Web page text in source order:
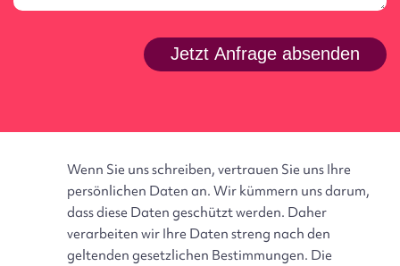
Wenn Sie uns schreiben, vertrauen Sie uns Ihre
persönlichen Daten an. Wir kümmern uns darum,
dass diese Daten geschützt werden. Daher
verarbeiten wir Ihre Daten streng nach den
geltenden gesetzlichen Bestimmungen. Die